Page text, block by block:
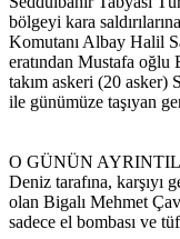
bölgeyi kara
Komutanı Albay Halil
eratından Mustafa oğlu
takım askeri (20 asker)
ile günümüze taşıyan
O GÜNÜN
Deniz tarafına, karşıyı
olan Bigalı Mehmet
sadece el bombası ve